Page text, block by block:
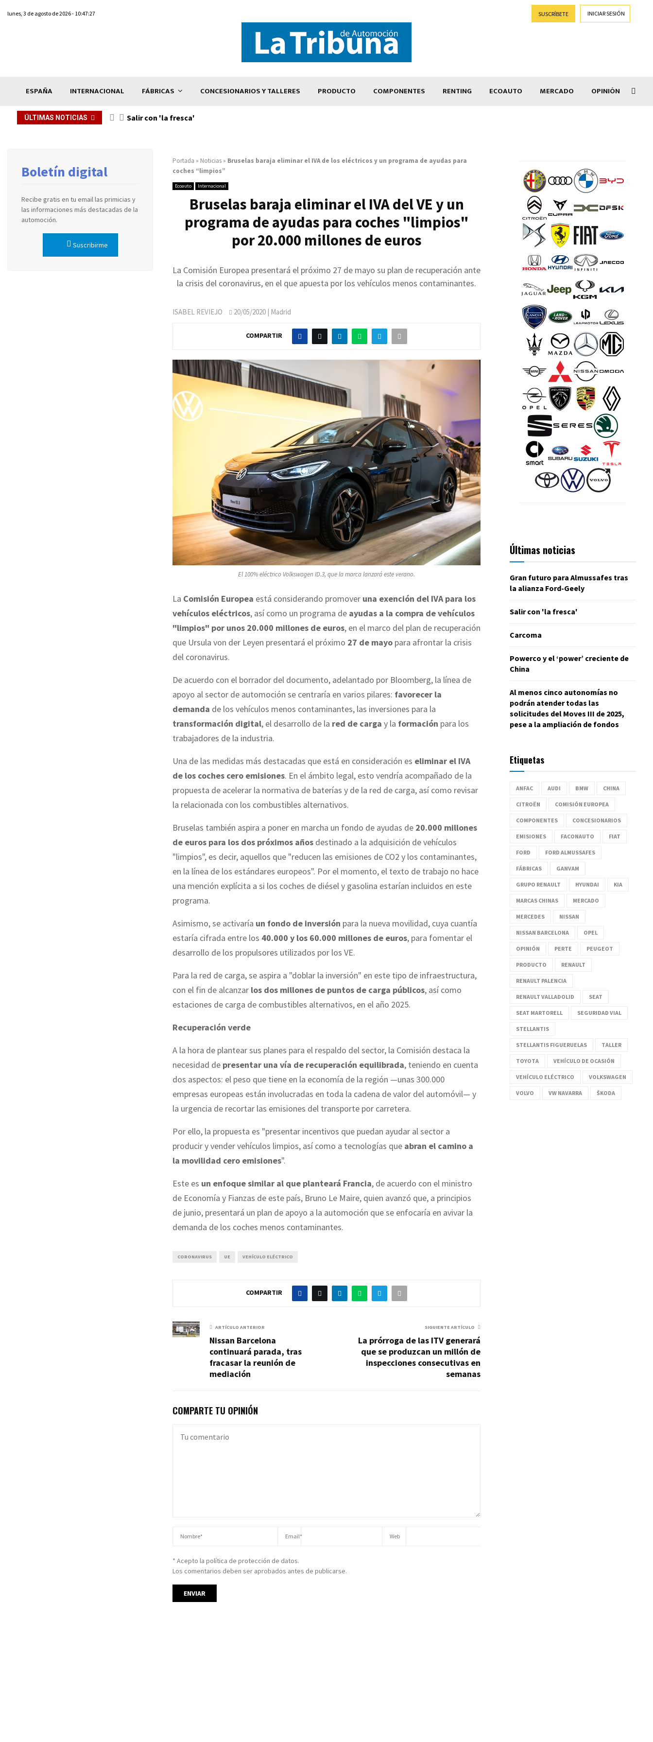
lunes, 3 de agosto de 2026 - 10:47:27 SUSCRÍBETE INICIAR SESIÓN
ESPAÑA INTERNACIONAL FÁBRICAS CONCESIONARIOS Y TALLERES PRODUCTO COMPONENTES RENTING ECOAUTO MERCADO OPINIÓN
ÚLTIMAS NOTICIAS Salir con 'la fresca'
Portada » Noticias » Bruselas baraja eliminar el IVA de los eléctricos y un programa de ayudas para
coches “limpios”
Ecoauto Internacional
Bruselas baraja eliminar el IVA del VE y un
programa de ayudas para coches "limpios"
por 20.000 millones de euros
La Comisión Europea presentará el próximo 27 de mayo su plan de recuperación ante
la crisis del coronavirus, en el que apuesta por los vehículos menos contaminantes.
ISABEL REVIEJO 20/05/2020 | Madrid
COMPARTIR
El 100% eléctrico Volkswagen ID.3, que la marca lanzará este verano.
La Comisión Europea está considerando promover una exención del IVA para los
vehículos eléctricos, así como un programa de ayudas a la compra de vehículos
"limpios" por unos 20.000 millones de euros, en el marco del plan de recuperación
que Ursula von der Leyen presentará el próximo 27 de mayo para afrontar la crisis
del coronavirus.
De acuerdo con el borrador del documento, adelantado por Bloomberg, la línea de
apoyo al sector de automoción se centraría en varios pilares: favorecer la
demanda de los vehículos menos contaminantes, las inversiones para la
transformación digital, el desarrollo de la red de carga y la formación para los
trabajadores de la industria.
Una de las medidas más destacadas que está en consideración es eliminar el IVA
de los coches cero emisiones. En el ámbito legal, esto vendría acompañado de la
propuesta de acelerar la normativa de baterías y de la red de carga, así como revisar
la relacionada con los combustibles alternativos.
Bruselas también aspira a poner en marcha un fondo de ayudas de 20.000 millones
de euros para los dos próximos años destinado a la adquisición de vehículos
"limpios", es decir, aquellos que "reducen las emisiones de CO2 y los contaminantes,
en la línea de los estándares europeos". Por el momento, el texto de trabajo no hace
una mención explícita a si los coches de diésel y gasolina estarían incluidos en este
programa.
Asimismo, se activaría un fondo de inversión para la nueva movilidad, cuya cuantía
estaría cifrada entre los 40.000 y los 60.000 millones de euros, para fomentar el
desarrollo de los propulsores utilizados por los VE.
Para la red de carga, se aspira a "doblar la inversión" en este tipo de infraestructura,
con el fin de alcanzar los dos millones de puntos de carga públicos, así como
estaciones de carga de combustibles alternativos, en el año 2025.
Recuperación verde
A la hora de plantear sus planes para el respaldo del sector, la Comisión destaca la
necesidad de presentar una vía de recuperación equilibrada, teniendo en cuenta
dos aspectos: el peso que tiene en la economía de la región —unas 300.000
empresas europeas están involucradas en toda la cadena de valor del automóvil— y
la urgencia de recortar las emisiones del transporte por carretera.
Por ello, la propuesta es "presentar incentivos que puedan ayudar al sector a
producir y vender vehículos limpios, así como a tecnologías que abran el camino a
la movilidad cero emisiones".
Este es un enfoque similar al que planteará Francia, de acuerdo con el ministro
de Economía y Fianzas de este país, Bruno Le Maire, quien avanzó que, a principios
de junio, presentará un plan de apoyo a la automoción que se enfocaría en avivar la
demanda de los coches menos contaminantes.
CORONAVIRUS UE VEHÍCULO ELÉCTRICO
COMPARTIR
ARTÍCULO ANTERIOR
Nissan Barcelona
continuará parada, tras
fracasar la reunión de
mediación
SIGUIENTE ARTÍCULO
La prórroga de las ITV generará
que se produzcan un millón de
inspecciones consecutivas en
semanas
COMPARTE TU OPINIÓN
* Acepto la política de protección de datos.
Los comentarios deben ser aprobados antes de publicarse.
Boletín digital
Recibe gratis en tu email las primicias y
las informaciones más destacadas de la
automoción.
Suscribirme
Últimas noticias
Gran futuro para Almussafes tras
la alianza Ford-Geely
Salir con 'la fresca'
Carcoma
Powerco y el ‘power’ creciente de
China
Al menos cinco autonomías no
podrán atender todas las
solicitudes del Moves III de 2025,
pese a la ampliación de fondos
Etiquetas
ANFAC AUDI BMW CHINA
CITROËN COMISIÓN EUROPEA
COMPONENTES CONCESIONARIOS
EMISIONES FACONAUTO FIAT
FORD FORD ALMUSSAFES
FÁBRICAS GANVAM
GRUPO RENAULT HYUNDAI KIA
MARCAS CHINAS MERCADO
MERCEDES NISSAN
NISSAN BARCELONA OPEL
OPINIÓN PERTE PEUGEOT
PRODUCTO RENAULT
RENAULT PALENCIA
RENAULT VALLADOLID SEAT
SEAT MARTORELL SEGURIDAD VIAL
STELLANTIS
STELLANTIS FIGUERUELAS TALLER
TOYOTA VEHÍCULO DE OCASIÓN
VEHÍCULO ELÉCTRICO VOLKSWAGEN
VOLVO VW NAVARRA ŠKODA